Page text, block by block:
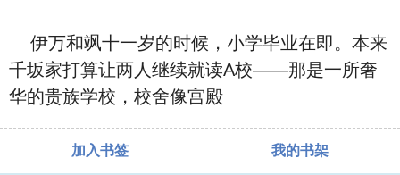
伊万和飒十一岁的时候，小学毕业在即。本来
千坂家打算让两人继续就读A校——那是一所奢
华的贵族学校，校舍像宫殿
加入书签 我的书架